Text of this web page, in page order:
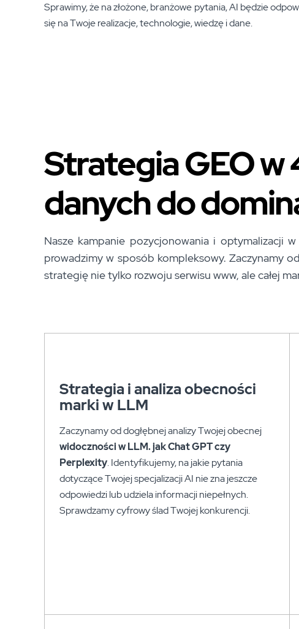
Sprawimy, że na złożone, branżowe pytania, AI będzie
się na Twoje realizacje, technologie, wiedzę i dane.
Strategia GEO w
danych do
Nasze kampanie pozycjonowania i optymalizacji
prowadzimy w sposób kompleksowy. Zaczynamy
strategię nie tylko rozwoju serwisu www, ale całej
Strategia i analiza obecności
marki w LLM
Zaczynamy od dogłębnej analizy Twojej obecnej
widoczności w LLM. jak Chat GPT czy
Perplexity. Identyfikujemy, na jakie pytania
dotyczące Twojej specjalizacji AI nie zna jeszcze
odpowiedzi lub udziela informacji niepełnych.
Sprawdzamy cyfrowy ślad Twojej konkurencji.